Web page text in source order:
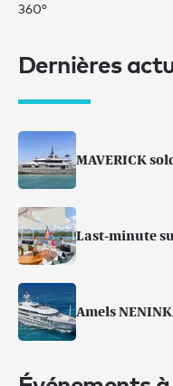
360°
Dernières
MAVERICK
Last-minute
Amels